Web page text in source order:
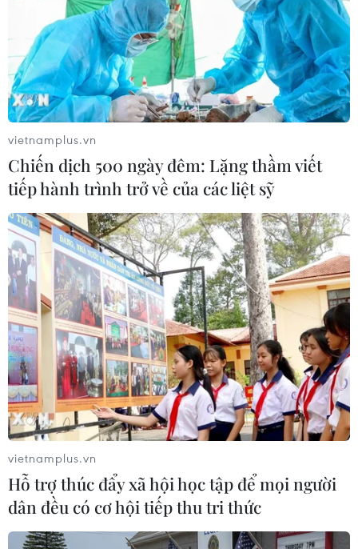
vietnamplus.vn
Chiến dịch 500 ngày đêm: Lặng thầm viết
tiếp hành trình trở về của các liệt sỹ
vietnamplus.vn
Hỗ trợ thúc đẩy xã hội học tập để mọi người
dân đều có cơ hội tiếp thu tri thức